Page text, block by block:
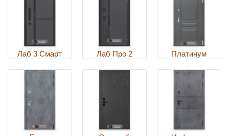
Лаб 3 Смарт Лаб Про 2 Платинум